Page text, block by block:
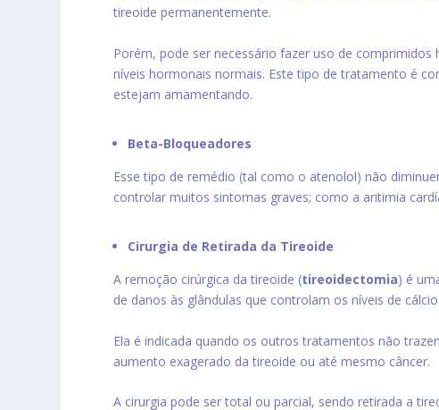
tireoide permanentemente.
Porém, pode ser necessário fazer uso de
níveis hormonais normais. Este tipo de tratamento é
estejam amamentando.
Beta-Bloqueadores
Esse tipo de remédio (tal como o atenolol) não
controlar muitos sintomas graves; como a aritimia
Cirurgia de Retirada da Tireoide
A remoção cirúrgica da tireoide (tireoidectomia) é
de danos às glândulas que controlam os níveis de
Ela é indicada quando os outros tratamentos não
aumento exagerado da tireoide ou até mesmo câncer.
A cirurgia pode ser total ou parcial, sendo retirada a